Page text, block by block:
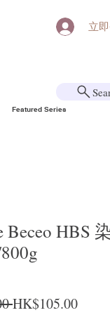
立
Featured Series
Beceo HBS
Regular Price
HK$105.00Sale